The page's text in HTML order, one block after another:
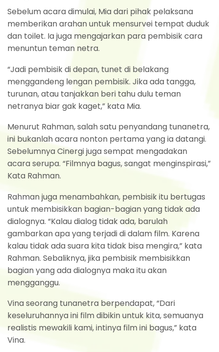
Sebelum acara dimulai, Mia dari pihak pelaksana
memberikan arahan untuk mensurvei tempat duduk
dan toilet. Ia juga mengajarkan para pembisik cara
menuntun teman netra.
“Jadi pembisik di depan, tunet di belakang
menggandeng lengan pembisik. Jika ada tangga,
turunan, atau tanjakkan beri tahu dulu teman
netranya biar gak kaget,” kata Mia.
Menurut Rahman, salah satu penyandang tunanetra,
ini bukanlah acara nonton pertama yang ia datangi.
Sebelumnya Cinergi juga sempat mengadakan
acara serupa. “Filmnya bagus, sangat menginspirasi,”
Kata Rahman.
Rahman juga menambahkan, pembisik itu bertugas
untuk membisikkan bagian-bagian yang tidak ada
dialognya. “Kalau dialog tidak ada, barulah
gambarkan apa yang terjadi di dalam film. Karena
kalau tidak ada suara kita tidak bisa mengira,” kata
Rahman. Sebaliknya, jika pembisik membisikkan
bagian yang ada dialognya maka itu akan
mengganggu.
Vina seorang tunanetra berpendapat, “Dari
keseluruhannya ini film dibikin untuk kita, semuanya
realistis mewakili kami, intinya film ini bagus,” kata
Vina.